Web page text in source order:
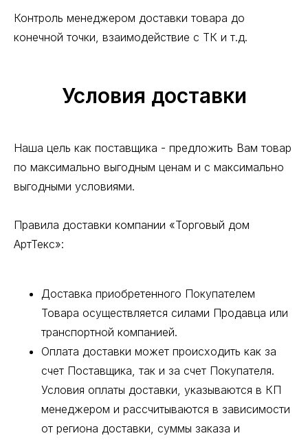
Контроль менеджером доставки товара до
конечной точки, взаимодействие с ТК и т.д.
Условия доставки
Наша цель как поставщика - предложить Вам товар
по максимально выгодным ценам и с максимально
выгодными условиями.
Правила доставки компании «Торговый дом
АртТекс»:
Доставка приобретенного Покупателем
Товара осуществляется силами Продавца или
транспортной компанией.
Оплата доставки может происходить как за
счет Поставщика, так и за счет Покупателя.
Условия оплаты доставки, указываются в КП
менеджером и рассчитываются в зависимости
от региона доставки, суммы заказа и